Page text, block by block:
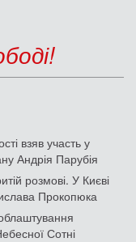
взяв участь у
Андрія Парубія
розмові. У Києві
Прокопюка
Сотні